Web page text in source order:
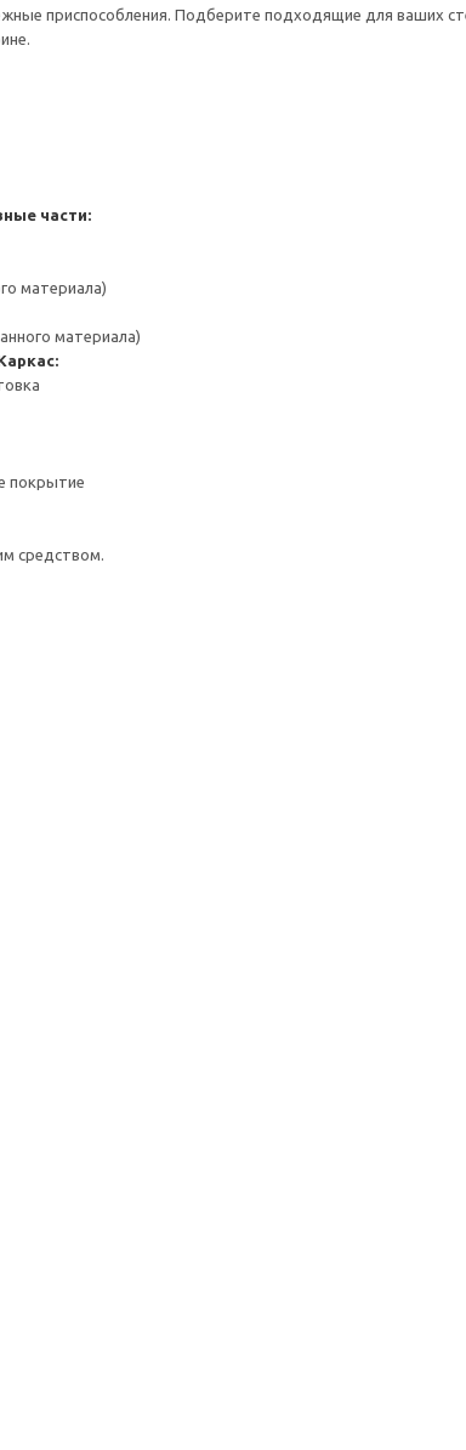
приспособления. Подберите подходящие для ваших
части:
материала)
материала)
покрытие
средством.